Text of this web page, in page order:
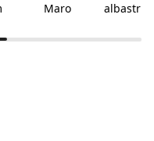
Maro albastru